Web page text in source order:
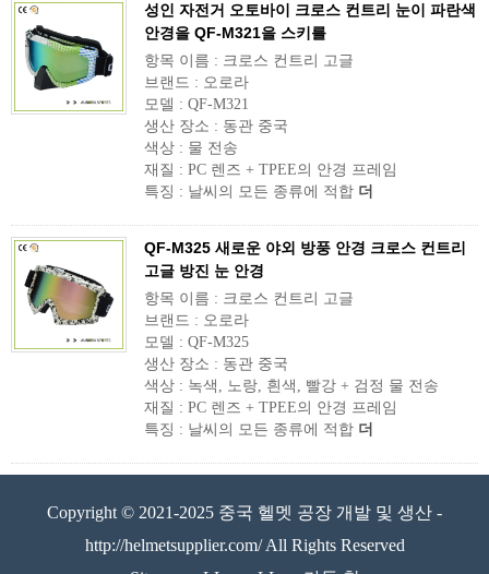
성인 자전거 오토바이 크로스 컨트리 눈이 파란색
안경을 QF-M321을 스키를
항목 이름 : 크로스 컨트리 고글
브랜드 : 오로라
모델 : QF-M321
생산 장소 : 동관 중국
색상 : 물 전송
재질 : PC 렌즈 + TPEE의 안경 프레임
특징 : 날씨의 모든 종류에 적합 더
QF-M325 새로운 야외 방풍 안경 크로스 컨트리
고글 방진 눈 안경
항목 이름 : 크로스 컨트리 고글
브랜드 : 오로라
모델 : QF-M325
생산 장소 : 동관 중국
색상 : 녹색, 노랑, 흰색, 빨강 + 검정 물 전송
재질 : PC 렌즈 + TPEE의 안경 프레임
특징 : 날씨의 모든 종류에 적합 더
Copyright © 2021-2025 중국 헬멧 공장 개발 및 생산 -
http://helmetsupplier.com/ All Rights Reserved